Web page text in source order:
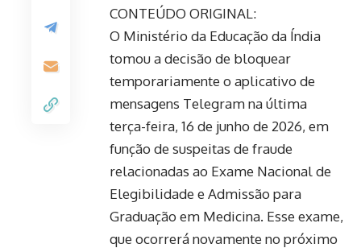
CONTEÚDO ORIGINAL:
O Ministério da Educação da Índia
tomou a decisão de bloquear
temporariamente o aplicativo de
mensagens Telegram na última
terça-feira, 16 de junho de 2026, em
função de suspeitas de fraude
relacionadas ao Exame Nacional de
Elegibilidade e Admissão para
Graduação em Medicina. Esse exame,
que ocorrerá novamente no próximo